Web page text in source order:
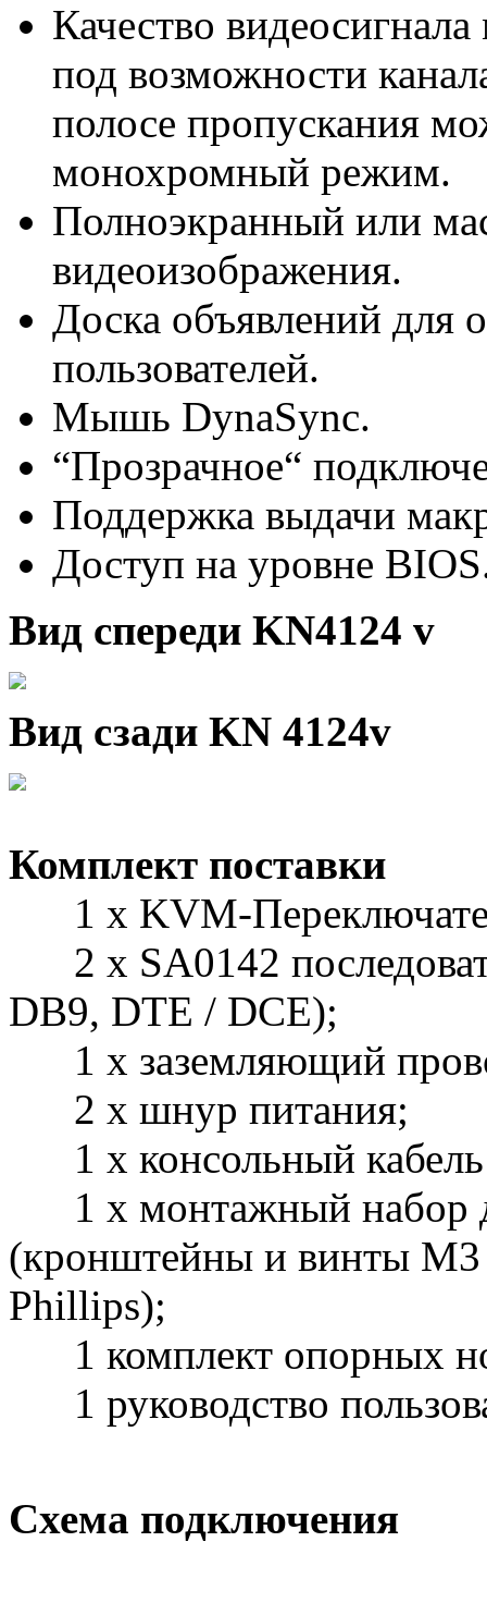
Качество
под возможности
полосе пропускания
монохромный режим.
Полноэкранный или
видеоизображения.
Доска объявлений для
пользователей.
Мышь DynaSync.
“Прозрачное“
Поддержка выдачи
Доступ на уровне
Вид спереди KN4124 v
Вид сзади KN 4124v
Комплект поставки
1 х KVM-
2 х SA0142
DB9, DTE / DCE);
1 х заземляющий
2 х шнур питания;
1 х консольный
1 х монтажный набор
(кронштейны и винты M3
Phillips);
1 комплект опорных
1 руководство
Схема подключения